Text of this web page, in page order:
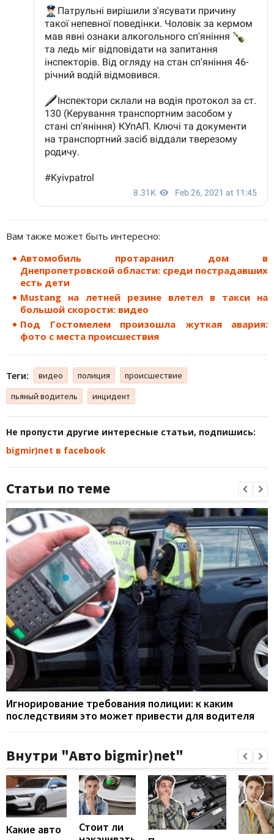
Вам также может быть интересно:
Автомобиль протаранил дом в
Днепропетровской области: среди пострадавших
есть дети
Mustang на летней резине влетел в такси на
большой скорости: видео
Под Гостомелем произошла жуткая авария:
фото с места происшествия
Теги: видео полиция
происшествие
пьяный водитель
инцидент
Не пропусти другие интересные статьи, подпишись:
bigmir)net в facebook
Статьи по теме
Игнорирование требования полиции: к каким
последствиям это может привести для водителя
Внутри "Авто bigmir)net"
Какие авто
Стоит ли